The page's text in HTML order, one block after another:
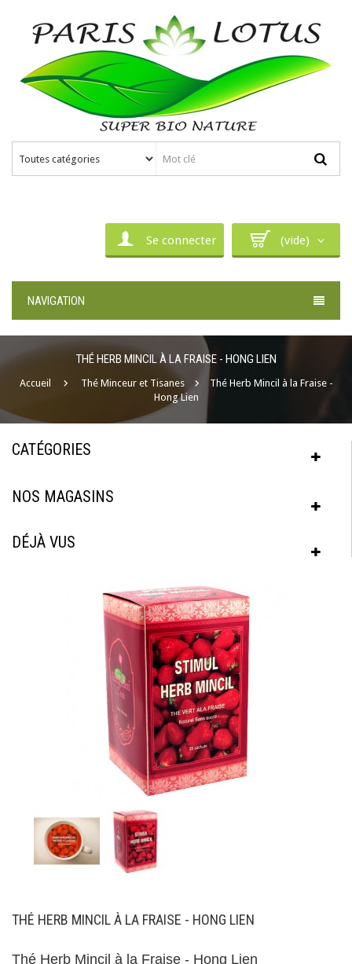
(vide)
Se connecter
NAVIGATION
THÉ HERB MINCIL À LA FRAISE - HONG LIEN
Accueil Thé Minceur et Tisanes
Thé Herb Mincil à la Fraise -
Hong Lien
CATÉGORIES
NOS MAGASINS
DÉJÀ VUS
THÉ HERB MINCIL À LA FRAISE - HONG LIEN
Thé Herb Mincil à la Fraise - Hong Lien